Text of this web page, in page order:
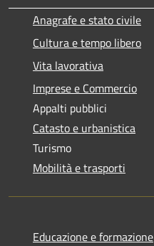
Anagrafe e stato civile
Cultura e tempo libero
Vita lavorativa
Imprese e Commercio
Appalti pubblici
Catasto e urbanistica
Turismo
Mobilità e trasporti
Educazione e formazione